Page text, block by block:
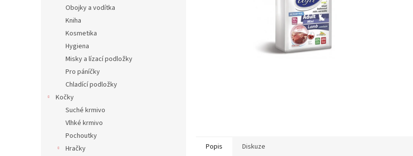
Obojky a vodítka
Kniha
Kosmetika
Hygiena
Misky a lízací podložky
Pro páníčky
Chladící podložky
Kočky
Suché krmivo
Vlhké krmivo
Pochoutky
Hračky
Popis Diskuze